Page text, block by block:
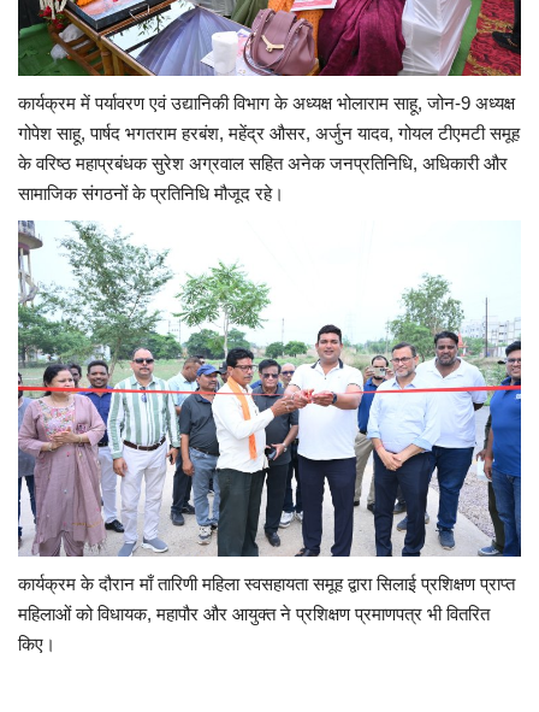
कार्यक्रम में पर्यावरण एवं उद्यानिकी विभाग के अध्यक्ष भोलाराम साहू, जोन-9 अध्यक्ष
गोपेश साहू, पार्षद भगतराम हरबंश, महेंद्र औसर, अर्जुन यादव, गोयल टीएमटी समूह
के वरिष्ठ महाप्रबंधक सुरेश अग्रवाल सहित अनेक जनप्रतिनिधि, अधिकारी और
सामाजिक संगठनों के प्रतिनिधि मौजूद रहे।
कार्यक्रम के दौरान माँ तारिणी महिला स्वसहायता समूह द्वारा सिलाई प्रशिक्षण प्राप्त
महिलाओं को विधायक, महापौर और आयुक्त ने प्रशिक्षण प्रमाणपत्र भी वितरित
किए।